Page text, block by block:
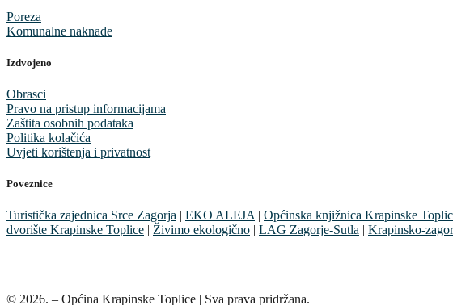
Poreza
Komunalne naknade
Izdvojeno
Obrasci
Pravo na pristup informacijama
Zaštita osobnih podataka
Politika kolačića
Uvjeti korištenja i privatnost
Poveznice
Turistička zajednica Srce Zagorja EKO ALEJA| Općinska knjižnica Krapinske
dvorište Krapinske Toplice
Živimo ekologično LAG Zagorje-Sutla Krapinsko-
© 2026. – Općina Krapinske Toplice | Sva prava pridržana.